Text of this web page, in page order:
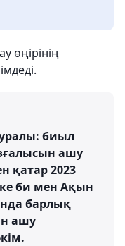
өңірінің
биыл
ашу
қатар 2023
би мен Ақын
барлық
ашу